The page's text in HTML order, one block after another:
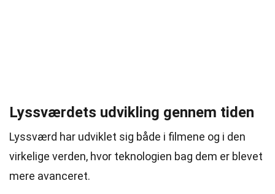
Lyssværdets udvikling gennem tiden
Lyssværd har udviklet sig både i filmene og i den
virkelige verden, hvor teknologien bag dem er blevet
mere avanceret.